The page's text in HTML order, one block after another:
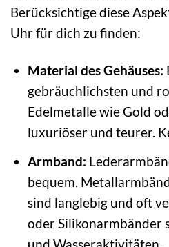
Berücksichtige diese
Uhr für dich zu finden:
Material des Gehäuses:
gebräuchlichsten und
Edelmetalle wie Gold
luxuriöser und teurer.
Armband:
bequem.
sind langlebig und oft
oder Silikonarmbänder